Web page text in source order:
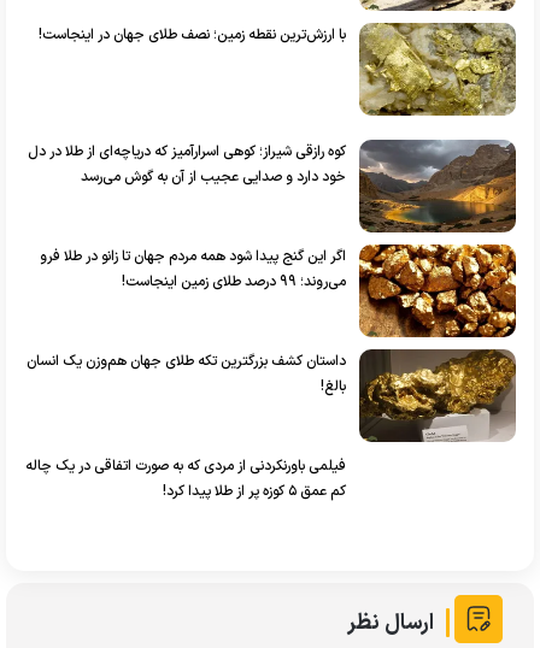
با ارزش‌ترین نقطه زمین؛ نصف طلای جهان در اینجاست!
کوه رازقی شیراز؛ کوهی اسرارآمیز که دریاچه‌ای از طلا در دل
خود دارد و صدایی عجیب از آن به گوش می‌رسد
اگر این گنج پیدا شود همه مردم جهان تا زانو در طلا فرو
می‌روند؛ ۹۹ درصد طلای زمین اینجاست!
داستان کشف بزرگترین تکه طلای جهان هم‌وزن یک انسان
بالغ!
فیلمی باورنکردنی از مردی که به صورت اتفاقی در یک چاله
کم عمق ۵ کوزه پر از طلا پیدا کرد!
ارسال نظر